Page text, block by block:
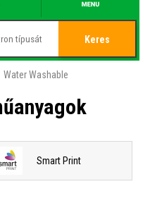
Keres
Water Washable
Smart Print